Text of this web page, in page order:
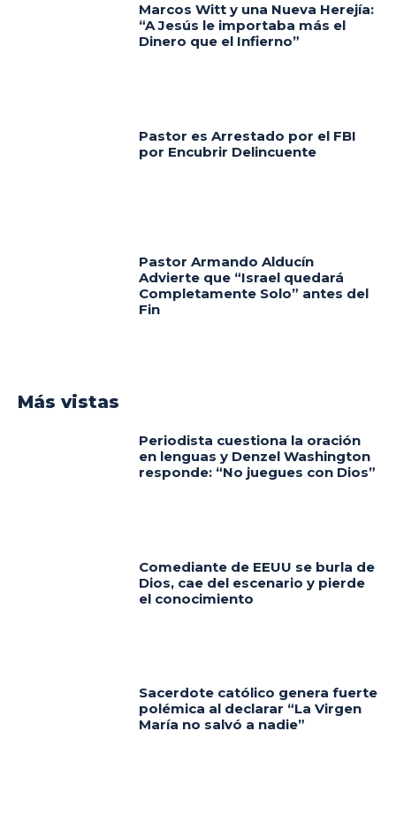
Marcos Witt y una Nueva Herejía:
“A Jesús le importaba más el
Dinero que el Infierno”
Pastor es Arrestado por el FBI
por Encubrir Delincuente
Pastor Armando Alducín
Advierte que “Israel quedará
Completamente Solo” antes del
Fin
Más vistas
Periodista cuestiona la oración
en lenguas y Denzel Washington
responde: “No juegues con Dios”
Comediante de EEUU se burla de
Dios, cae del escenario y pierde
el conocimiento
Sacerdote católico genera fuerte
polémica al declarar “La Virgen
María no salvó a nadie”